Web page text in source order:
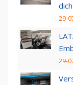
29-
29-